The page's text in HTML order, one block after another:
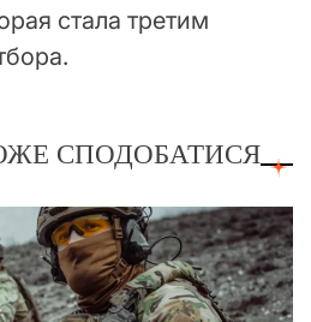
стала третим
СПОДОБАТИСЯ